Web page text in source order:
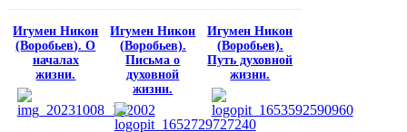
Игумен Никон
(Воробьев). О
началах
жизни.
Игумен Никон
(Воробьев).
Письма о
духовной
жизни.
Игумен Никон
(Воробьев).
Путь духовной
жизни.